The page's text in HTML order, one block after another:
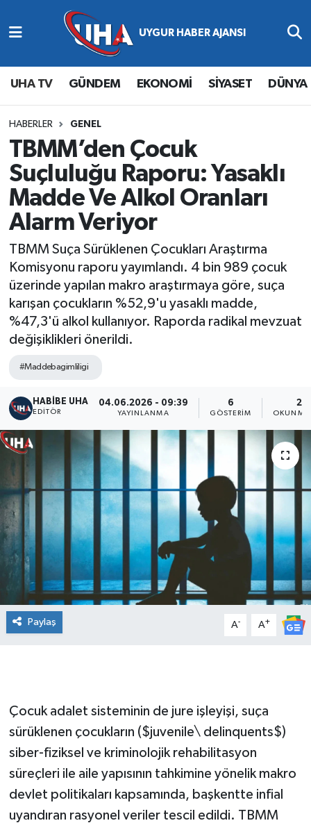
UHA TV GÜNDEM EKONOMİ SİYASET DÜNYA
HABERLER GENEL
TBMM’den Çocuk
Suçluluğu Raporu: Yasaklı
Madde Ve Alkol Oranları
Alarm Veriyor
TBMM Suça Sürüklenen Çocukları Araştırma
Komisyonu raporu yayımlandı. 4 bin 989 çocuk
üzerinde yapılan makro araştırmaya göre, suça
karışan çocukların %52,9'u yasaklı madde,
%47,3'ü alkol kullanıyor. Raporda radikal mevzuat
değişiklikleri önerildi.
#Maddebagimliligi
HABİBE UHA
EDITÖR
04.06.2026 - 09:39
YAYINLANMA
6
GÖSTERIM
2
OKUNMA
Paylaş A- A+
Çocuk adalet sisteminin de jure işleyişi, suça
sürüklenen çocukların ($juvenile\ delinquents$)
siber-fiziksel ve kriminolojik rehabilitasyon
süreçleri ile aile yapısının tahkimine yönelik makro
devlet politikaları kapsamında, başkentte infial
uyandıran rasyonel veriler tescil edildi. TBMM
Abone Ol
Gündem
Ekonomi
Magazin
Siyaset
Spor
Yaşam
Nöbetçi Eczaneler
Hava Durumu
Namaz Vakitleri
Trafik Durumu
Süper Lig Puan Durumu ve Fikstür
Tüm Manşetler
Son Dakika Haberleri
Haber Arşivi